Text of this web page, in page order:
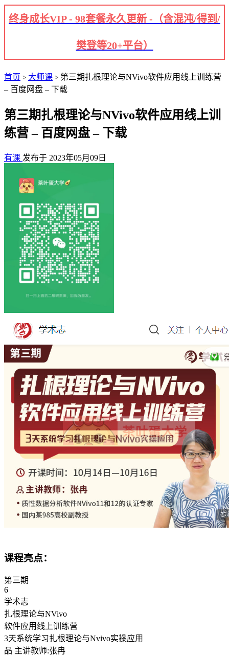
终身成长VIP - 98套餐永久更新 -（含混沌/得到/
樊登等20+平台）
首页 > 大师课 > 第三期扎根理论与NVivo软件应用线上训练营
– 百度网盘 – 下载
第三期扎根理论与NVivo软件应用线上训
练营 – 百度网盘 – 下载
有课 发布于 2023年05月09日
课程亮点：
第三期
6
学术志
扎根理论与NVivo
软件应用线上训练营
3天系统学习扎根理论与Nvivo实操应用
品 主讲教师:张冉